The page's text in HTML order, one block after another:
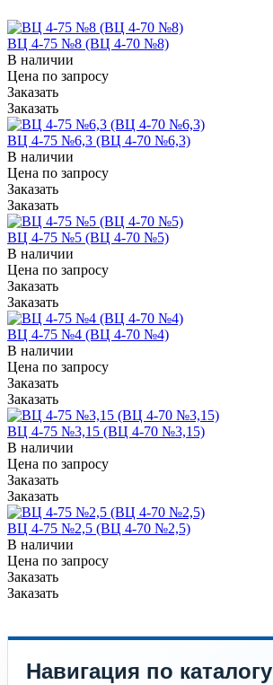
ВЦ 4-75 №8 (ВЦ 4-70 №8)
В наличии
Цена по запросу
Заказать
Заказать
ВЦ 4-75 №6,3 (ВЦ 4-70 №6,3)
В наличии
Цена по запросу
Заказать
Заказать
ВЦ 4-75 №5 (ВЦ 4-70 №5)
В наличии
Цена по запросу
Заказать
Заказать
ВЦ 4-75 №4 (ВЦ 4-70 №4)
В наличии
Цена по запросу
Заказать
Заказать
ВЦ 4-75 №3,15 (ВЦ 4-70 №3,15)
В наличии
Цена по запросу
Заказать
Заказать
ВЦ 4-75 №2,5 (ВЦ 4-70 №2,5)
В наличии
Цена по запросу
Заказать
Заказать
Навигация по каталогу